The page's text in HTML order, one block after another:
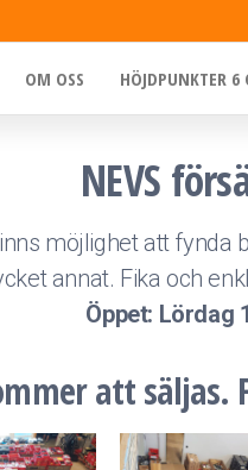
OM OSS HÖJDPUNKTER
NEVS
möjlighet att fynda
annat. Fika och
Öppet: Lördag
att säljas.